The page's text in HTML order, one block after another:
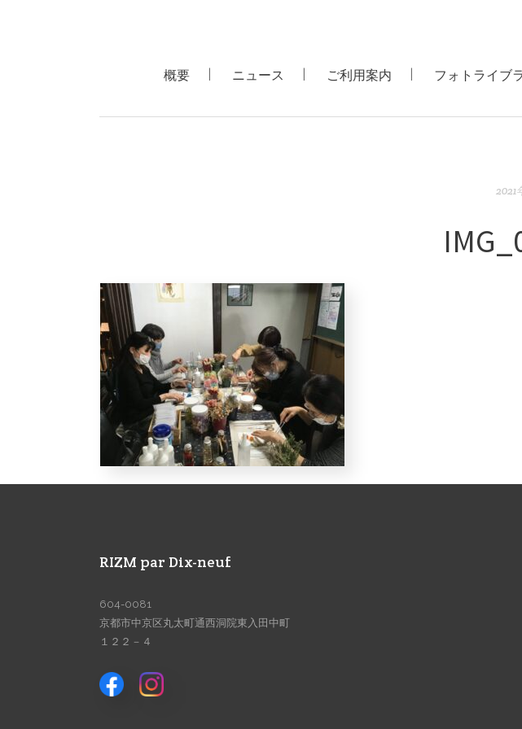
概要 ニュース ご利用案内 フォトライブ
2021
RIZM par Dix-neuf
604-0081
京都市中京区丸太町通西洞院東入田中町
１２２－４